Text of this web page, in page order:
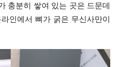
충분히 쌓여 있는 곳은 드문데
인에서 뼈가 굵은 무신사만이